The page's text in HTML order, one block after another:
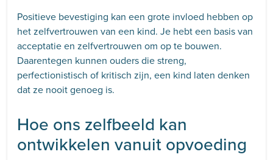
Positieve bevestiging kan een grote invloed hebben op
het zelfvertrouwen van een kind. Je hebt een basis van
acceptatie en zelfvertrouwen om op te bouwen.
Daarentegen kunnen ouders die streng,
perfectionistisch of kritisch zijn, een kind laten denken
dat ze nooit genoeg is.
Hoe ons zelfbeeld kan
ontwikkelen vanuit opvoeding